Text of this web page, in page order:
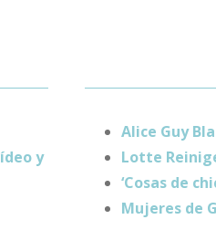
y
Alice Guy
Lotte
‘Cosas de
Mujeres de